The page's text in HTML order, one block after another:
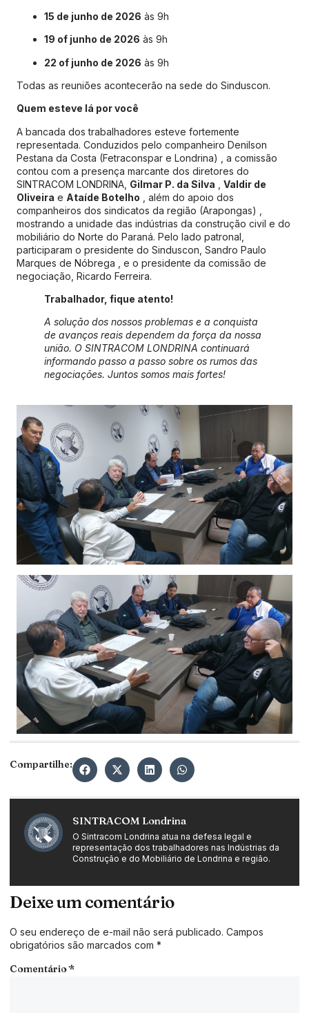
15 de junho de 2026 às 9h
19 of junho de 2026 às 9h
22 of junho de 2026 às 9h
Todas as reuniões acontecerão na sede do Sinduscon.
Quem esteve lá por você
A bancada dos trabalhadores esteve fortemente
representada. Conduzidos pelo companheiro Denilson
Pestana da Costa (Fetraconspar e Londrina)
, a comissão
contou com a presença marcante dos diretores do
SINTRACOM LONDRINA, Gilmar P. da Silva
Valdir de
Oliveira e Ataíde Botelho
, além do apoio dos
companheiros dos sindicatos da região (Arapongas)
mostrando a unidade das indústrias da construção civil e do
mobiliário do Norte do Paraná. Pelo lado patronal,
participaram o presidente do Sinduscon, Sandro Paulo
Marques de Nóbrega
, e o presidente da comissão de
negociação, Ricardo Ferreira.
Trabalhador, fique atento!
A solução dos nossos problemas e a conquista
de avanços reais dependem da força da nossa
união. O SINTRACOM LONDRINA continuará
informando passo a passo sobre os rumos das
negociações. Juntos somos mais fortes!
Compartilhe:
SINTRACOM Londrina
O Sintracom Londrina atua na defesa legal e
representação dos trabalhadores nas Indústrias da
Construção e do Mobiliário de Londrina e região.
Deixe um comentário
O seu endereço de e-mail não será publicado. Campos
obrigatórios são marcados com *
Comentário*